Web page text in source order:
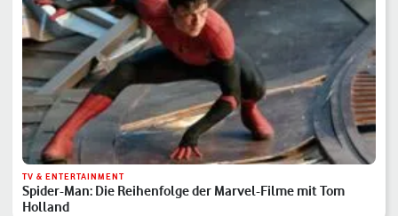
TV & ENTERTAINMENT
Spider-Man: Die Reihenfolge der Marvel-Filme mit Tom
Holland